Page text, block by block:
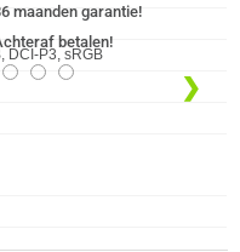
❯
maanden garantie!
betalen!
DCI-P3, sRGB